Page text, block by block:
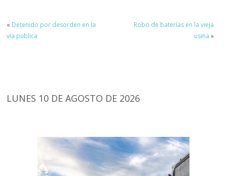
« Detenido por desorden en la
vía publica
Robo de baterías en la vieja
usina »
LUNES 10 DE AGOSTO DE 2026